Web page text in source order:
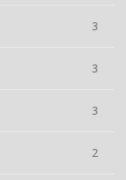
3
3
3
2